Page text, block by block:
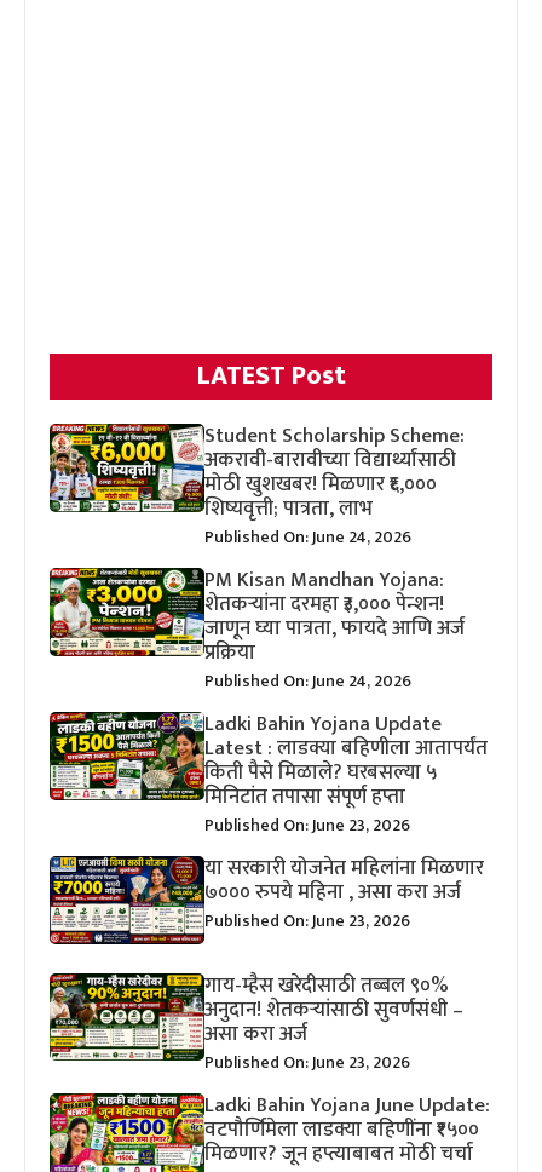
LATEST Post
Student Scholarship Scheme:
अकरावी-बारावीच्या विद्यार्थ्यांसाठी
मोठी खुशखबर! मिळणार ₹६,०००
शिष्यवृत्ती; पात्रता, लाभ
Published On: June 24, 2026
PM Kisan Mandhan Yojana:
शेतकऱ्यांना दरमहा ₹३,००० पेन्शन!
जाणून घ्या पात्रता, फायदे आणि अर्ज
प्रक्रिया
Published On: June 24, 2026
Ladki Bahin Yojana Update
Latest : लाडक्या बहिणीला आतापर्यंत
किती पैसे मिळाले? घरबसल्या ५
मिनिटांत तपासा संपूर्ण हप्ता
Published On: June 23, 2026
या सरकारी योजनेत महिलांना मिळणार
७००० रुपये महिना , असा करा अर्ज
Published On: June 23, 2026
गाय-म्हैस खरेदीसाठी तब्बल ९०%
अनुदान! शेतकऱ्यांसाठी सुवर्णसंधी –
असा करा अर्ज
Published On: June 23, 2026
Ladki Bahin Yojana June Update:
वटपौर्णिमेला लाडक्या बहिणींना ₹१५००
मिळणार? जून हप्त्याबाबत मोठी चर्चा